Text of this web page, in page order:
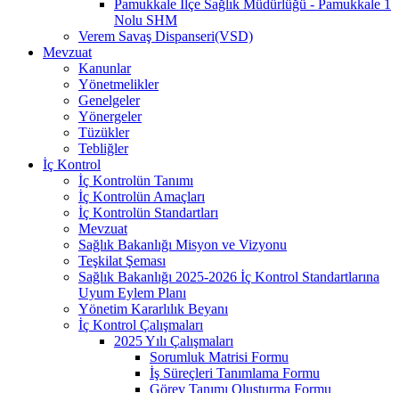
Pamukkale İlçe Sağlık Müdürlüğü - Pamukkale 1
Nolu SHM
Verem Savaş Dispanseri(VSD)
Mevzuat
Kanunlar
Yönetmelikler
Genelgeler
Yönergeler
Tüzükler
Tebliğler
İç Kontrol
İç Kontrolün Tanımı
İç Kontrolün Amaçları
İç Kontrolün Standartları
Mevzuat
Sağlık Bakanlığı Misyon ve Vizyonu
Teşkilat Şeması
Sağlık Bakanlığı 2025-2026 İç Kontrol Standartlarına
Uyum Eylem Planı
Yönetim Kararlılık Beyanı
İç Kontrol Çalışmaları
2025 Yılı Çalışmaları
Sorumluk Matrisi Formu
İş Süreçleri Tanımlama Formu
Görev Tanımı Oluşturma Formu